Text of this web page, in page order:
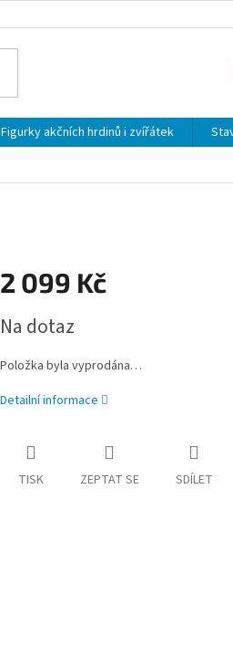
Figurky akčních hrdinů i zvířátek
2 099 Kč
cena:
Na dotaz
Položka byla vyprodána…
Detailní informace
TISK ZEPTAT SE SDÍLET